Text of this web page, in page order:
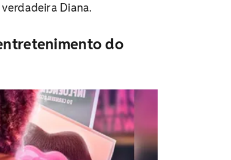
Diana.
do